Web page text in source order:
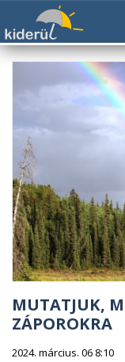
MUTATJUK,
ZÁPOROKRA
2024. március. 06 8:10